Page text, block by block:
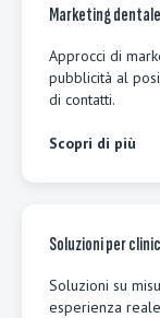
Marketing dentale
Approcci di
pubblicità al
di contatti.
Scopri di più
Soluzioni per
Soluzioni su
esperienza